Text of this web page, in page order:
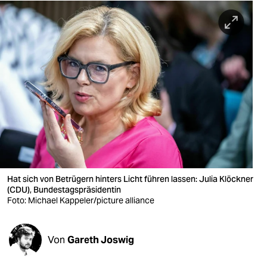
berlin
nord
wahrheit
verlag
verlag
veranstaltungen
shop
fragen & hilfe
unterstützen
abo
genossenschaft
Hat sich von Betrügern hinters Licht führen lassen: Julia Klöckner
(CDU), Bundestagspräsidentin
Foto: Michael Kappeler/picture alliance
Von Gareth Joswig